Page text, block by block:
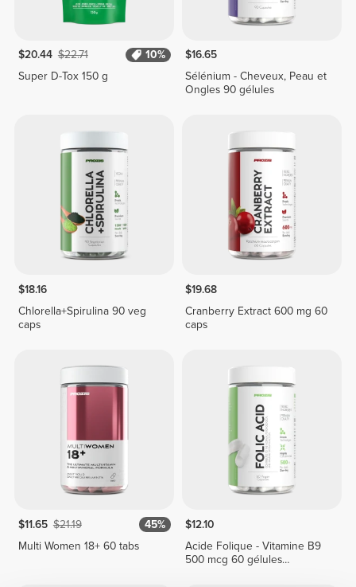
$20.44 $22.71
10%
Super D-Tox 150 g
$16.65
Sélénium - Cheveux, Peau et
Ongles 90 gélules
$18.16
Chlorella+Spirulina 90 veg
caps
$19.68
Cranberry Extract 600 mg 60
caps
$11.65 $21.19
45%
Multi Women 18+ 60 tabs
$12.10
Acide Folique - Vitamine B9
500 mcg 60 gélules